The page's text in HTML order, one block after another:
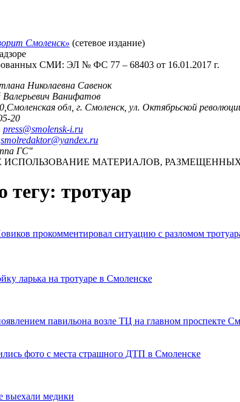
Смоленск» (сетевое издание)
СМИ: ЭЛ № ФС 77 – 68403 от 16.01.2017 г.
Николаевна Савенок
Валерьевич Ванифатов
обл, г. Смоленск, ул. Октябрьской
20
press@smolensk-i.ru
smolredaktor@yandex.ru
ГС"
МАТЕРИАЛОВ,
тегу: тротуар
прокомментировал ситуацию с разломом
ларька на тротуаре в Смоленске
павильона возле ТЦ на главном проспекте
фото с места страшного ДТП в Смоленске
выехали медики